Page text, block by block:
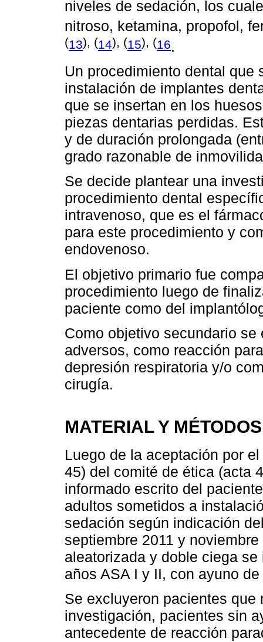
niveles de sedación, los
nitroso, ketamina, propofol,
(13), (14), (15), (16.
Un procedimiento dental que
instalación de implantes
que se insertan en los
piezas dentarias perdidas.
y de duración prolongada
grado razonable de
Se decide plantear una
procedimiento dental
intravenoso, que es el
para este procedimiento y
endovenoso.
El objetivo primario fue
procedimiento luego de
paciente como del
Como objetivo secundario
adversos, como reacción
depresión respiratoria y/o
cirugía.
MATERIAL Y MÉTODOS
Luego de la aceptación por
45) del comité de ética (acta
informado escrito del
adultos sometidos a
sedación según indicación
septiembre 2011 y
aleatorizada y doble ciega
años ASA I y II, con ayuno
Se excluyeron pacientes
investigación, pacientes sin
antecedente de reacción